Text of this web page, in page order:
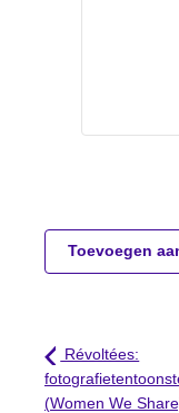
Toevoegen
Révoltées:
(Women We